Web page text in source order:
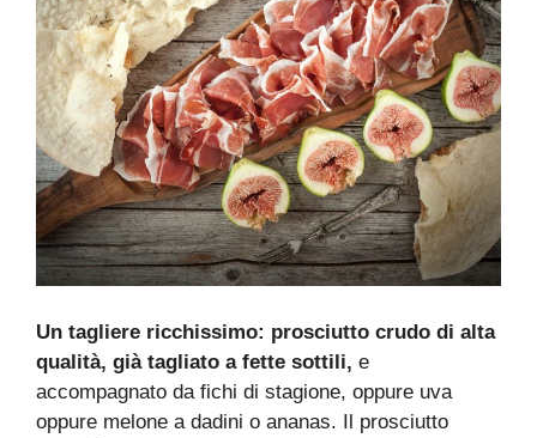
Un tagliere ricchissimo: prosciutto crudo di alta
qualità, già tagliato a fette sottili, e
accompagnato da fichi di stagione, oppure uva
oppure melone a dadini o ananas. Il prosciutto